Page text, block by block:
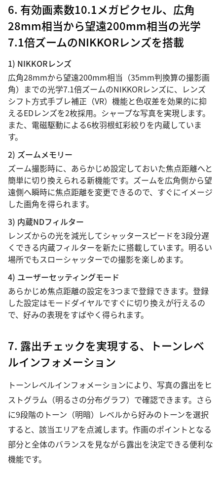
6. 有効画素数10.1メガピクセル、広角
28mm相当から望遠200mm相当の光学
7.1倍ズームのNIKKORレンズを搭載
1) NIKKORレンズ
広角28mmから望遠200mm相当（35mm判換算の撮影画
角）までの光学7.1倍ズームのNIKKORレンズに、レンズ
シフト方式手ブレ補正（VR）機能と色収差を効果的に抑
えるEDレンズを2枚採用。シャープな写真を実現します。
また、電磁駆動による6枚羽根虹彩絞りを内蔵していま
す。
2) ズームメモリー
ズーム撮影時に、あらかじめ設定しておいた焦点距離へと
簡単に切り換えられる新機能です。ズームを広角側から望
遠側へ瞬時に焦点距離を変更できるので、すぐにイメージ
した画角を得られます。
3) 内蔵NDフィルター
レンズからの光を減光してシャッタースピードを3段分遅
くできる内蔵フィルターを新たに搭載しています。明るい
場所でもスローシャッターでの撮影を楽しめます。
4) ユーザーセッティングモード
あらかじめ焦点距離の設定を3つまで登録できます。登録
した設定はモードダイヤルですぐに切り換えが行えるの
で、好みの表現をすばやく得られます。
7. 露出チェックを実現する、トーンレベ
ルインフォメーション
トーンレベルインフォメーションにより、写真の露出をヒ
ストグラム（明るさの分布グラフ）で確認できます。さら
に9段階のトーン（明暗）レベルから好みのトーンを選択
すると、該当エリアを点滅します。作画のポイントとなる
部分と全体のバランスを見ながら露出を決定できる便利な
機能です。